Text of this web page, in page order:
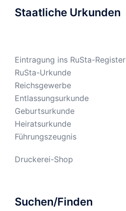
Staatliche Urkunden
Eintragung ins RuSta-Register
RuSta-Urkunde
Reichsgewerbe
Entlassungsurkunde
Geburtsurkunde
Heiratsurkunde
Führungszeugnis
Druckerei-Shop
Suchen/Finden